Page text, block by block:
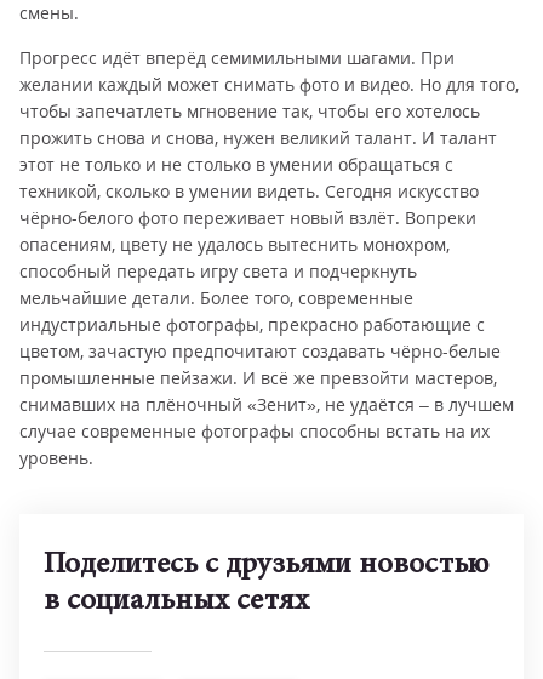
смены.
Прогресс идёт вперёд семимильными шагами. При
желании каждый может снимать фото и видео. Но для того,
чтобы запечатлеть мгновение так, чтобы его хотелось
прожить снова и снова, нужен великий талант. И талант
этот не только и не столько в умении обращаться с
техникой, сколько в умении видеть. Сегодня искусство
чёрно-белого фото переживает новый взлёт. Вопреки
опасениям, цвету не удалось вытеснить монохром,
способный передать игру света и подчеркнуть
мельчайшие детали. Более того, современные
индустриальные фотографы, прекрасно работающие с
цветом, зачастую предпочитают создавать чёрно-белые
промышленные пейзажи. И всё же превзойти мастеров,
снимавших на плёночный «Зенит», не удаётся – в лучшем
случае современные фотографы способны встать на их
уровень.
Поделитесь с друзьями новостью
в социальных сетях